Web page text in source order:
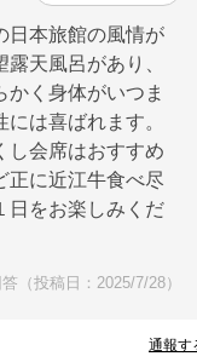
日本旅館の風情が
天風呂があり、
く身体がいつま
は喜ばれます。
し会席はおすすめ
正に近江牛食べ尽
日をお楽しみくだ
（投稿日：2025/7/28）
通報す